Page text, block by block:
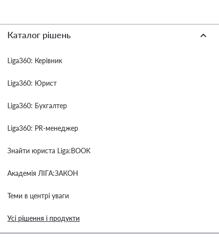
Каталог рішень
Liga360: Керівник
Liga360: Юрист
Liga360: Бухгалтер
Liga360: PR-менеджер
Знайти юриста Liga:BOOK
Академія ЛІГА:ЗАКОН
Теми в центрі уваги
Усі рішення і продукти